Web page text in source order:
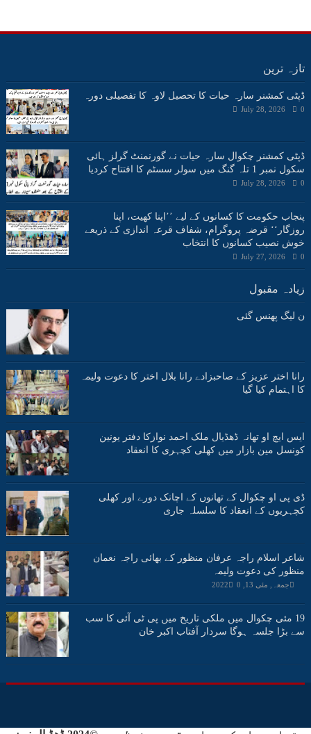
تازہ ترین
ڈپٹی کمشنر سارہ حیات کا تحصیل لاوہ کا تفصیلی دورہ
July 28, 2026 0
ڈپٹی کمشنر چکوال سارہ حیات نے گورنمنٹ گرلز ہائی
سکول نمبر 1 تلہ گنگ میں سولر سسٹم کا افتتاح کردیا
July 28, 2026 0
پنجاب حکومت کا کسانوں کے لیے ’’اپنا کھیت، اپنا
روزگار‘‘ قرضہ پروگرام، شفاف قرعہ اندازی کے ذریعے
خوش نصیب کسانوں کا انتخاب
July 27, 2026 0
زیادہ مقبول
ن لیگ پھنس گئی
رانا اختر عزیز کے صاحبزادے رانا بلال اختر کا دعوت ولیمہ
کا اہتمام کیا گیا
ایس ایچ او تھانہ ڈھڈیال ملک احمد نوازکا دفتر یونین
کونسل مین بازار میں کھلی کچہری کا انعقاد
ڈی پی او چکوال کے تھانوں کے اچانک دورے اور کھلی
کچہریوں کے انعقاد کا سلسلہ جاری
شاعر اسلام راجہ عرفان منظور کے بھائی راجہ نعمان
منظور کی دعوت ولیمہ
جمعہ, مئی 13, 2022 0
19 مئی چکوال میں ملکی تاریخ میں پی ٹی آئی کا سب
سے بڑا جلسہ ہوگا سردار آفتاب اکبر خان